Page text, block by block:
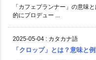
「カフェプランナー」の意味
的にプロデュー ...
2025-05-04 : カタカナ語
「クロップ」とは？意味と